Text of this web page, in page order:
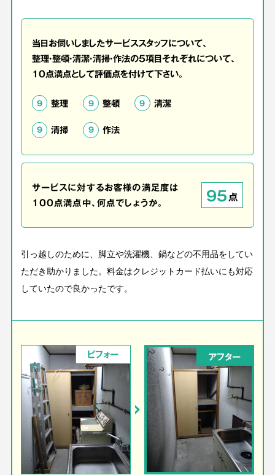
当日お伺いしましたサービススタッフについて、
整理・整頓・清潔・清掃・作法の5項目それぞれについて、
10点満点として評価点を付けて下さい。
9 整理 9 整頓 9 清潔
9 清掃 9 作法
サービスに対するお客様の満足度は
100点満点中、何点でしょうか。
95点
引っ越しのために、脚立や洗濯機、鍋などの不用品をしてい
ただき助かりました。料金はクレジットカード払いにも対応
していたので良かったです。
ビフォー アフター